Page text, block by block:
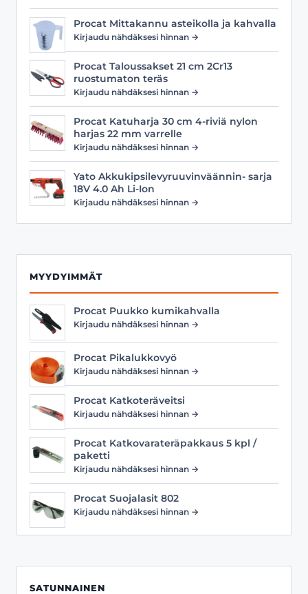
Procat Mittakannu asteikolla ja kahvalla
Kirjaudu nähdäksesi hinnan →
Procat Taloussakset 21 cm 2Cr13
ruostumaton teräs
Kirjaudu nähdäksesi hinnan →
Procat Katuharja 30 cm 4-riviä nylon
harjas 22 mm varrelle
Kirjaudu nähdäksesi hinnan →
Yato Akkukipsilevyruuvinväännin- sarja
18V 4.0 Ah Li-Ion
Kirjaudu nähdäksesi hinnan →
MYYDYIMMÄT
Procat Puukko kumikahvalla
Kirjaudu nähdäksesi hinnan →
Procat Pikalukkovyö
Kirjaudu nähdäksesi hinnan →
Procat Katkoteräveitsi
Kirjaudu nähdäksesi hinnan →
Procat Katkovarateräpakkaus 5 kpl /
paketti
Kirjaudu nähdäksesi hinnan →
Procat Suojalasit 802
Kirjaudu nähdäksesi hinnan →
SATUNNAINEN